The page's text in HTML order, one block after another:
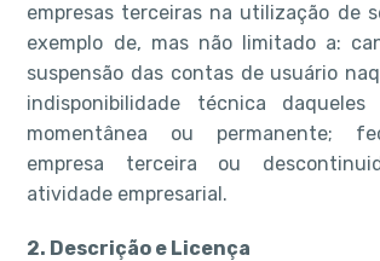
empresas terceiras na utilização de
exemplo de, mas não limitado a:
suspensão das contas de usuário
indisponibilidade técnica daqueles
momentânea ou permanente;
empresa terceira ou
atividade empresarial.
2. Descrição e Licença